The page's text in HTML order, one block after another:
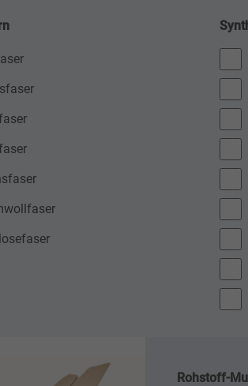
Rohstoff-